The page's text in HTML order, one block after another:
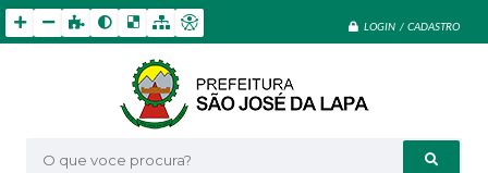
LOGIN / CADASTRO
O que voce procura?